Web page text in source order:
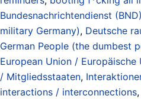
Bundesnachrichtendienst (BND)
military Germany), Deutsche
German People (the dumbest
European Union /
/ Mitgliedsstaaten,
interactions / interconnections,